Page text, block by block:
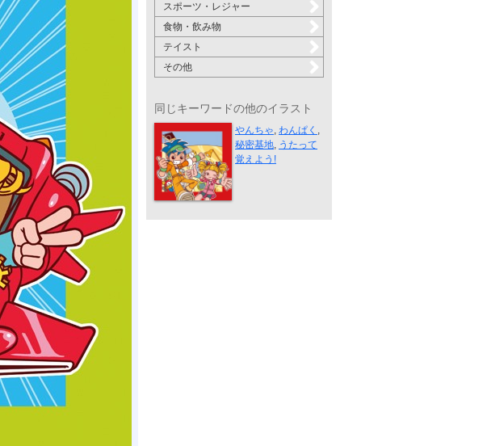
スポーツ・レジャー
食物・飲み物
テイスト
その他
同じキーワードの他のイラスト
知育CD「うた...
やんちゃ, わんぱく ,
秘密基地, うたって
覚えよう!